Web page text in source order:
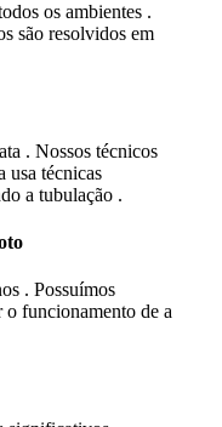
os ambientes .
são resolvidos em
. Nossos técnicos
usa técnicas
a tubulação .
. Possuímos
o funcionamento de a